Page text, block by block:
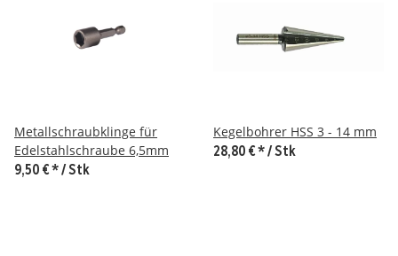
Metallschraubklinge für
Edelstahlschraube 6,5mm
9,50 €*/ Stk
Kegelbohrer HSS 3 - 14 mm
28,80 €*/ Stk